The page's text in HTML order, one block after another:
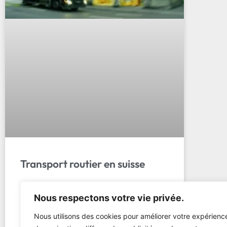
Nous respectons votre vie privée.
Nous utilisons des cookies pour améliorer votre
Transport routier en suisse
services, tarifs (50-1500 CHF) et avantages.
Devis gratuit !